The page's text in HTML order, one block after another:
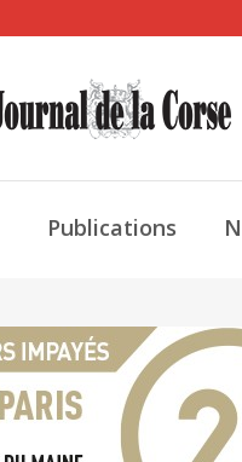
Publications